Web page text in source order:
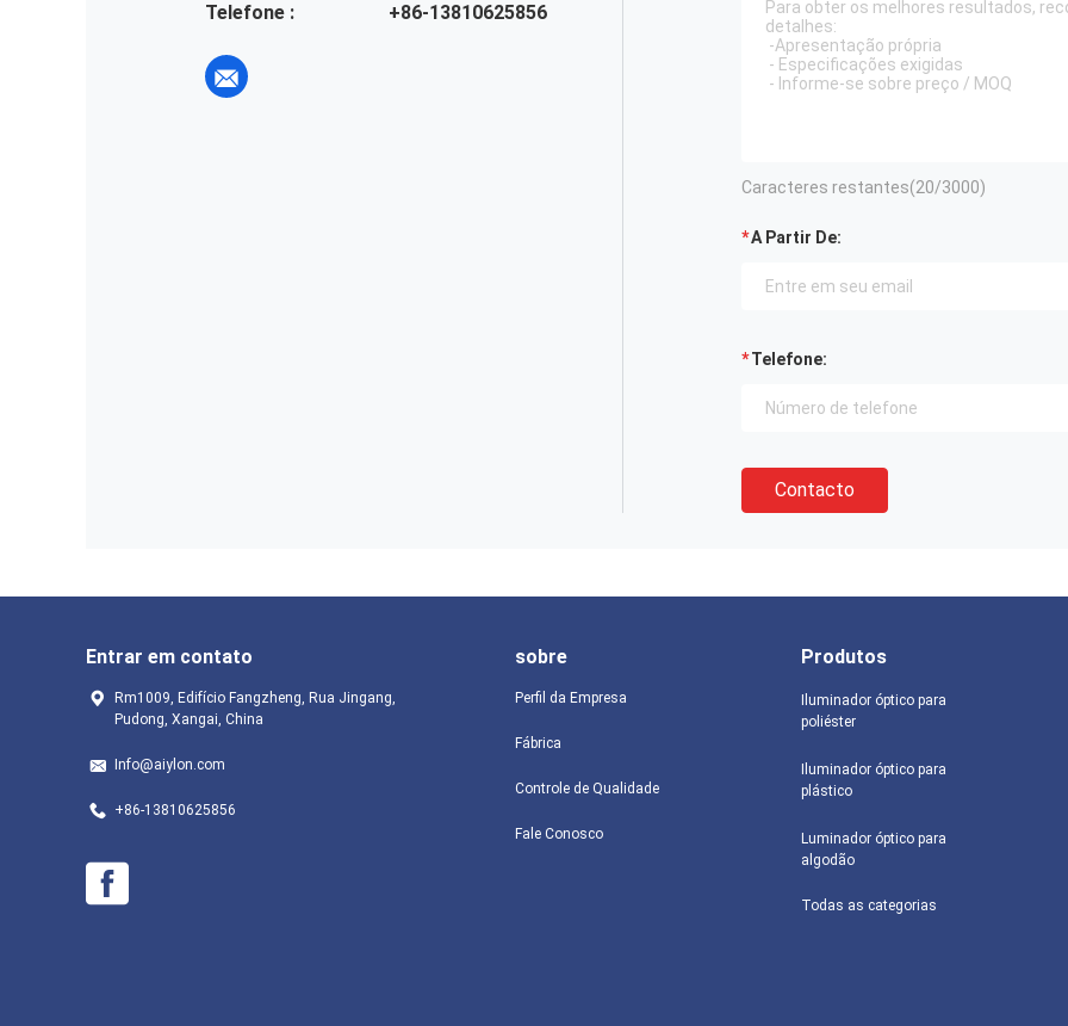
Telefone :
+86-13810625856
Caracteres restantes(20/3000)
A Partir De:
Telefone:
Contacto
Entrar em contato
Rm1009, Edifício Fangzheng, Rua Jingang,
Pudong, Xangai, China
Info@aiylon.com
+86-13810625856
sobre
Perfil da Empresa
Fábrica
Controle de Qualidade
Fale Conosco
Produtos
Iluminador óptico para
poliéster
Iluminador óptico para
plástico
Luminador óptico para
algodão
Todas as categorias